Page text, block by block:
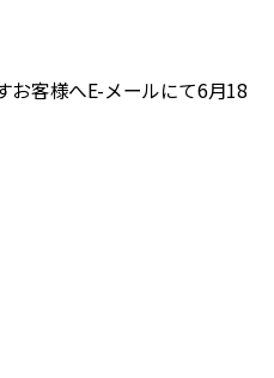
お客様へE-メールにて6月18